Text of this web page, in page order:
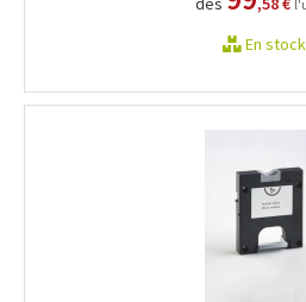
En stock